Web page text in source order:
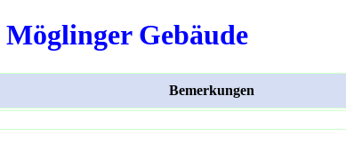
Gebäude
Bemerkungen